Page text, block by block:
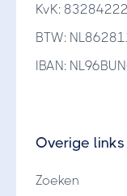
KvK: 83284222
BTW:
IBAN:
Overige links
Zoeken